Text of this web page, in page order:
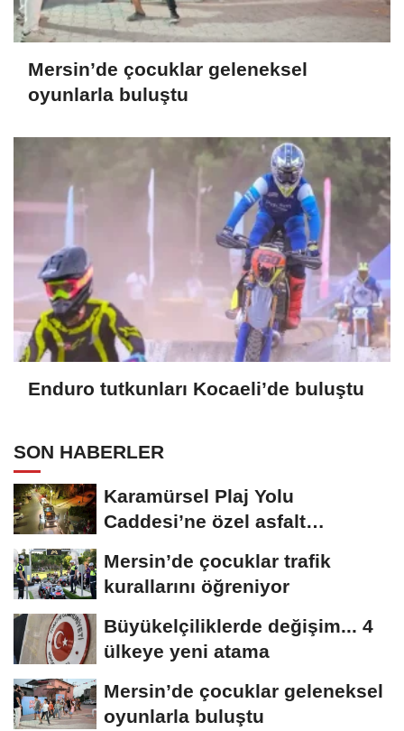
Mersin’de çocuklar geleneksel
oyunlarla buluştu
Enduro tutkunları Kocaeli’de buluştu
SON HABERLER
Karamürsel Plaj Yolu
Caddesi’ne özel asfalt
Mersin’de çocuklar trafik
kurallarını öğreniyor
Büyükelçiliklerde değişim... 4
ülkeye yeni atama
Mersin’de çocuklar geleneksel
oyunlarla buluştu